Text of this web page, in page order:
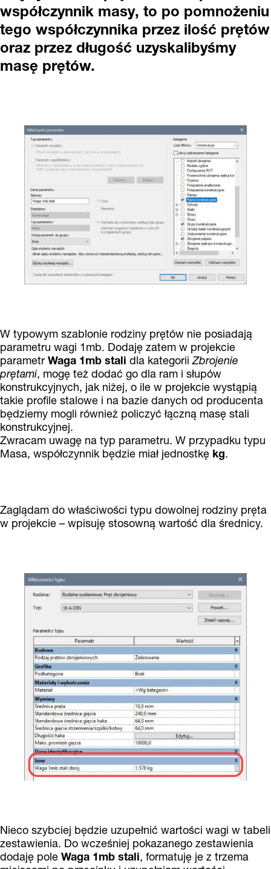
współczynnik masy, to po pomnożeniu
tego współczynnika przez ilość prętów
oraz przez długość uzyskalibyśmy
masę prętów.
W typowym szablonie rodziny prętów nie posiadają
parametru wagi 1mb. Dodaję zatem w projekcie
parametr Waga 1mb stali dla kategoriiZbrojenie
prętami, mogę też dodać go dla ram i słupów
konstrukcyjnych, jak niżej, o ile w projekcie wystąpią
takie profile stalowe i na bazie danych od producenta
będziemy mogli również policzyć łączną masę stali
konstrukcyjnej.
Zwracam uwagę na typ parametru. W przypadku typu
Masa, współczynnik będzie miał jednostkę kg.
Zaglądam do właściwości typu dowolnej rodziny pręta
w projekcie – wpisuję stosowną wartość dla średnicy.
Nieco szybciej będzie uzupełnić wartości wagi w tabeli
zestawienia. Do wcześniej pokazanego zestawienia
dodaję pole Waga 1mb stali, formatuję je z trzema